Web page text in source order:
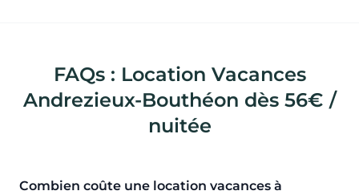
FAQs : Location Vacances
Andrezieux-Bouthéon dès 56€ /
nuitée
Combien coûte une location vacances à